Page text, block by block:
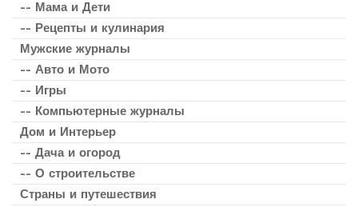
-- Мама и Дети
-- Рецепты и кулинария
Мужские журналы
-- Авто и Мото
-- Игры
-- Компьютерные журналы
Дом и Интерьер
-- Дача и огород
-- О строительстве
Страны и путешествия